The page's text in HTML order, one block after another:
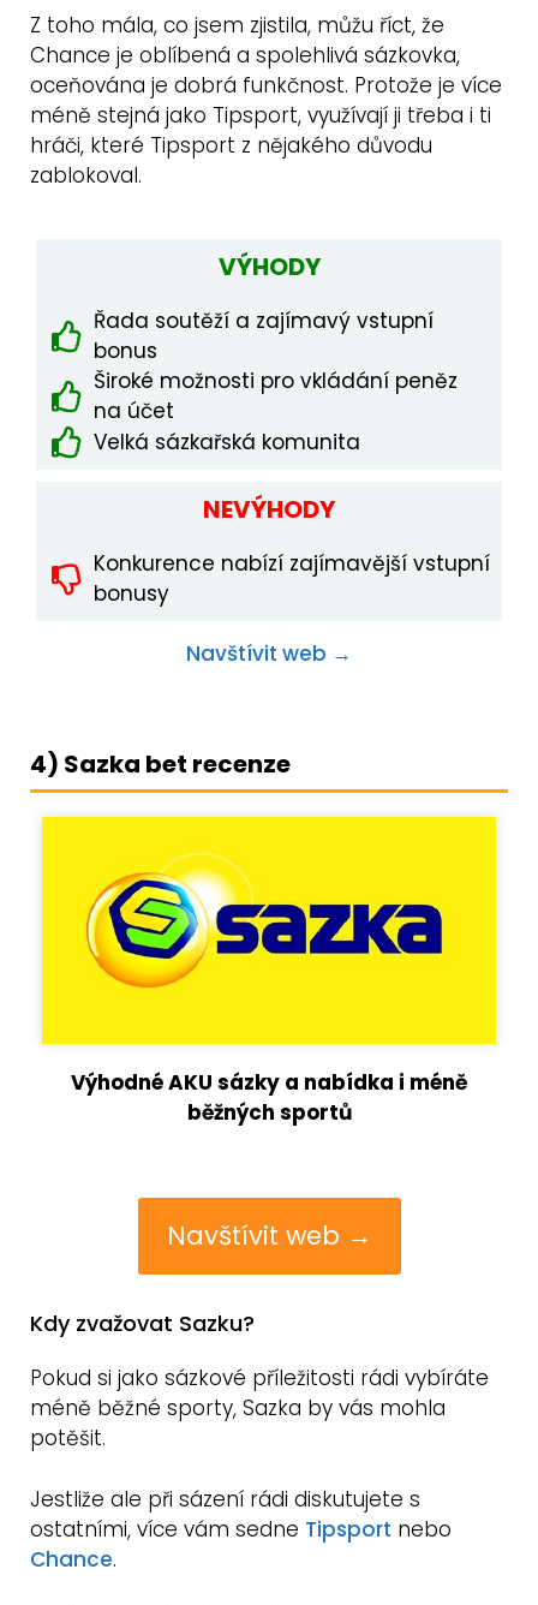
Z toho mála, co jsem zjistila, můžu říct, že
Chance je oblíbená a spolehlivá sázkovka,
oceňována je dobrá funkčnost. Protože je více
méně stejná jako Tipsport, využívají ji třeba i ti
hráči, které Tipsport z nějakého důvodu
zablokoval.
VÝHODY
Řada soutěží a zajímavý vstupní
bonus
Široké možnosti pro vkládání peněz
na účet
Velká sázkařská komunita
NEVÝHODY
Konkurence nabízí zajímavější vstupní
bonusy
Navštívit web →
4) Sazka bet recenze
Výhodné AKU sázky a nabídka i méně
běžných sportů
Navštívit web →
Kdy zvažovat Sazku?
Pokud si jako sázkové příležitosti rádi vybíráte
méně běžné sporty, Sazka by vás mohla
potěšit.
Jestliže ale při sázení rádi diskutujete s
ostatními, více vám sedne Tipsport nebo
Chance.